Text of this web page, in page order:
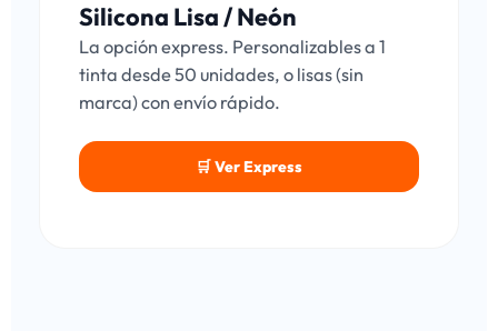
Silicona Lisa / Neón
La opción express. Personalizables a 1
tinta desde 50 unidades, o lisas (sin
marca) con envío rápido.
🛒 Ver Express